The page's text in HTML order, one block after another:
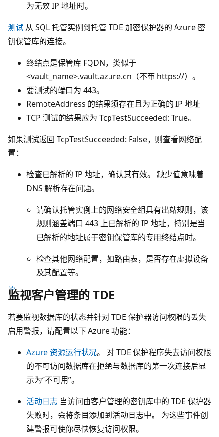
为无效 IP 地址时。
测试从 SQL 托管实例到托管 TDE 加密保护器的 Azure 密
钥保管库的连接。
终结点是保管库 FQDN，类似于
<vault_name>.vault.azure.cn（不带 https://） 。
要测试的端口为 443。
RemoteAddress 的结果须存在且为正确的 IP 地址
TCP 测试的结果应为 TcpTestSucceeded: True。
如果测试返回 TcpTestSucceeded: False，则查看网络配
置：
检查已解析的 IP 地址，确认其有效。 缺少值意味着
DNS 解析存在问题。
请确认托管实例上的网络安全组具有出站规则，该
规则涵盖端口 443 上已解析的 IP 地址，特别是当
已解析的地址属于密钥保管库的专用终结点时。
检查其他网络配置，如路由表，是否存在虚拟设备
及其配置等。
监视客户管理的 TDE
若要监视数据库的状态并针对 TDE 保护器访问权限的丢失
启用警报，请配置以下 Azure 功能：
Azure 资源运行状况。 对 TDE 保护程序失去访问权限
的不可访问数据库在拒绝与数据库的第一次连接后显
示为“不可用”。
活动日志 当访问由客户管理的密钥库中的 TDE 保护器
失败时，会将条目添加到活动日志中。 为这些事件创
建警报可使你尽快恢复访问权限。